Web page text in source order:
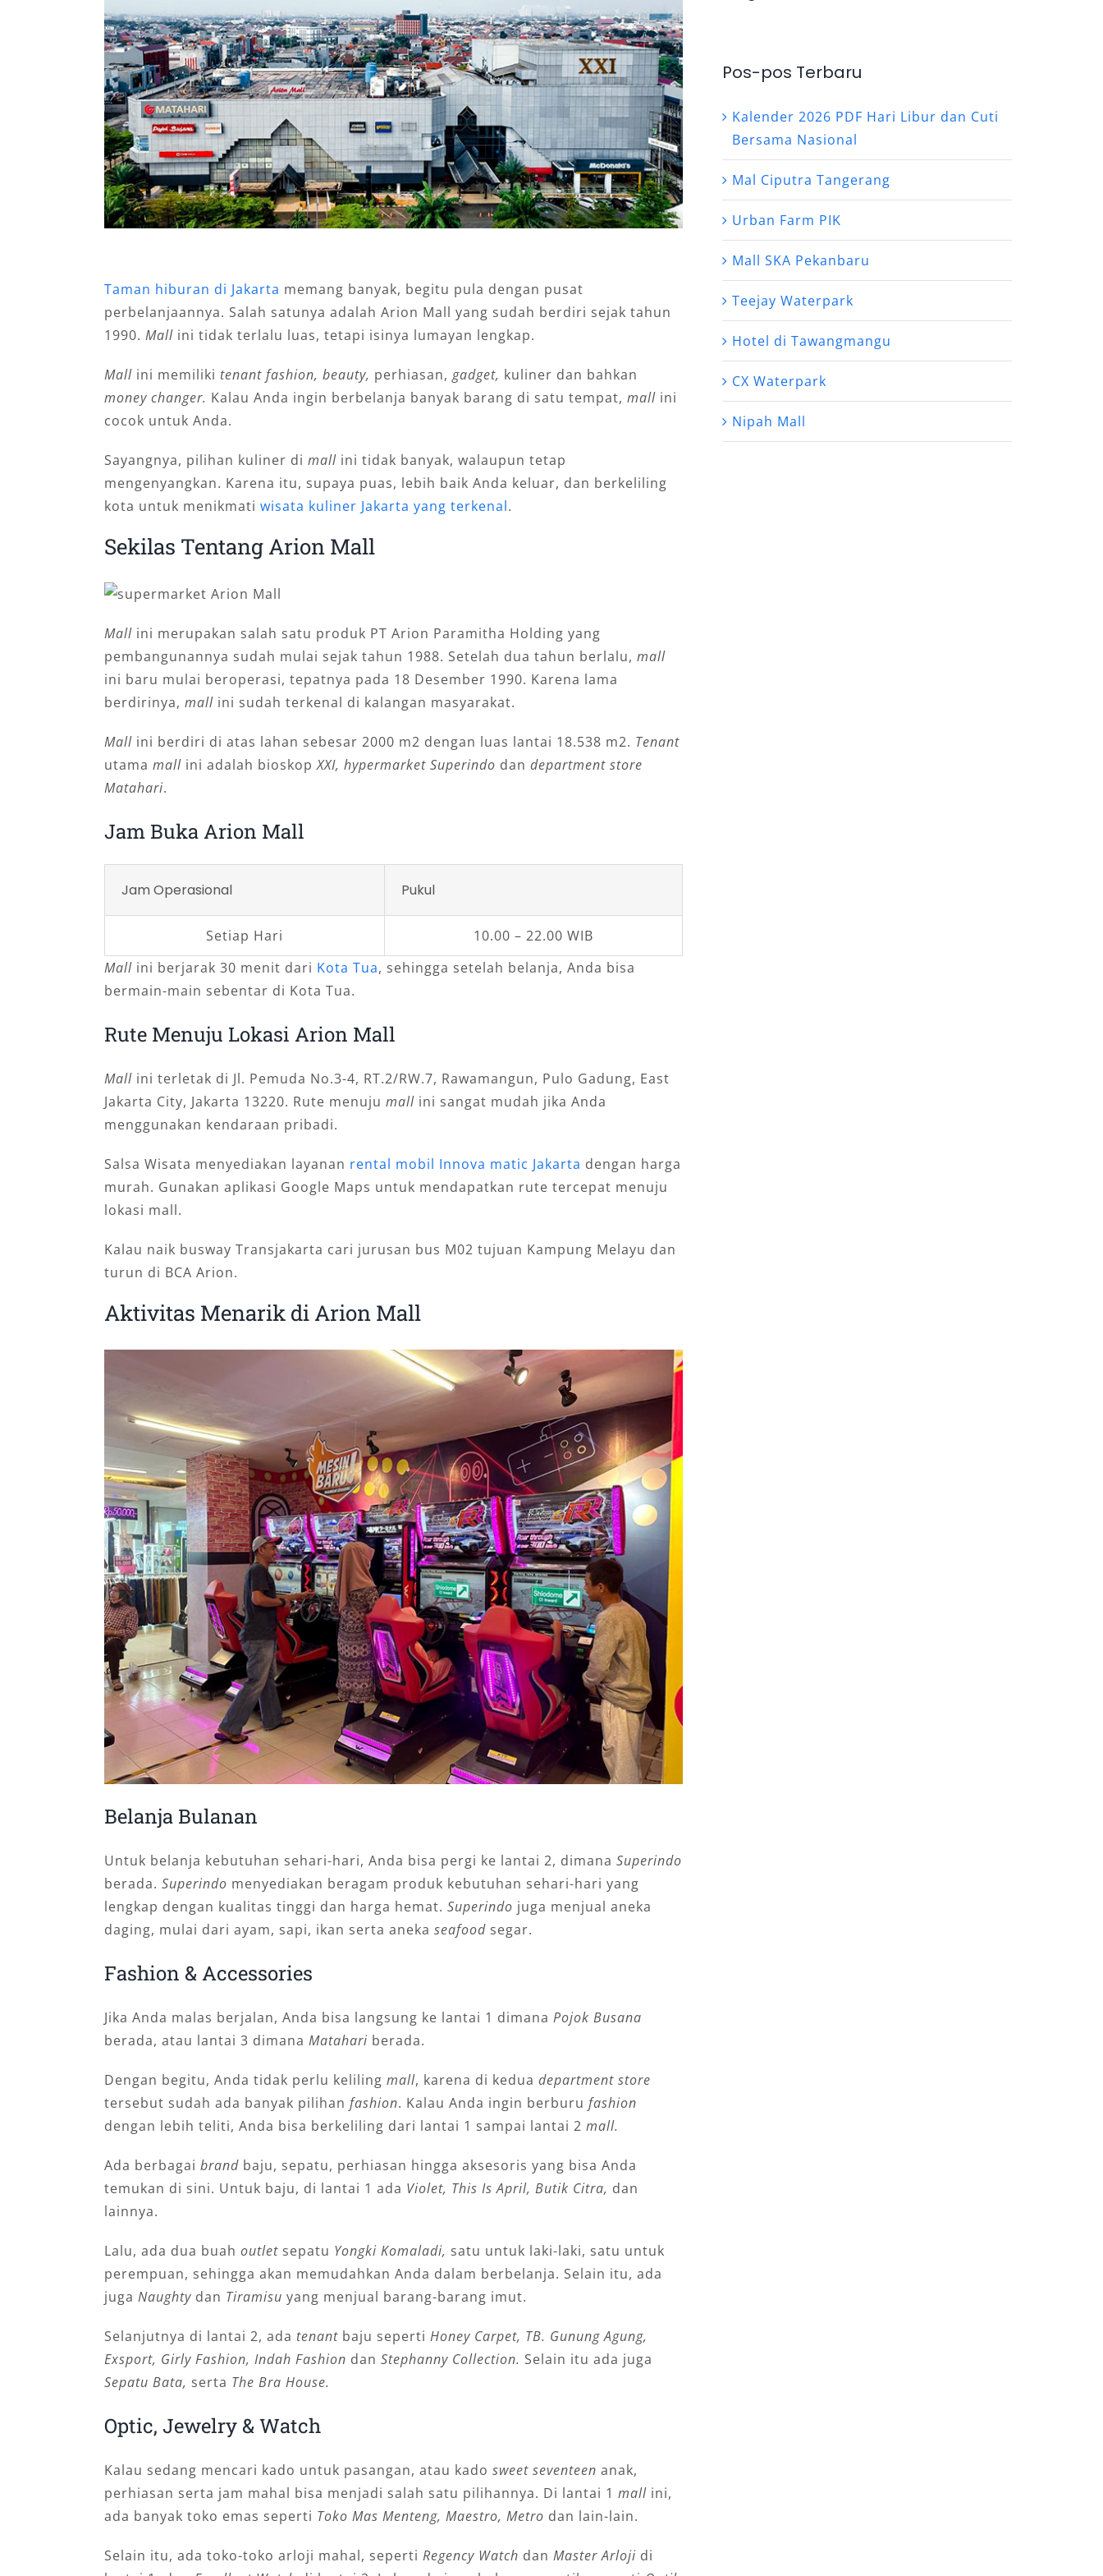
Taman hiburan di Jakarta memang banyak, begitu pula dengan pusat
perbelanjaannya. Salah satunya adalah Arion Mall yang sudah berdiri sejak tahun
1990. Mall ini tidak terlalu luas, tetapi isinya lumayan lengkap.
Mall ini memiliki tenant fashion, beauty, perhiasan, gadget, kuliner dan bahkan
money changer. Kalau Anda ingin berbelanja banyak barang di satu tempat, mall ini
cocok untuk Anda.
Sayangnya, pilihan kuliner di mall ini tidak banyak, walaupun tetap
mengenyangkan. Karena itu, supaya puas, lebih baik Anda keluar, dan berkeliling
kota untuk menikmati wisata kuliner Jakarta yang terkenal.
Sekilas Tentang Arion Mall
Mallini merupakan salah satu produk PT Arion Paramitha Holding yang
pembangunannya sudah mulai sejak tahun 1988. Setelah dua tahun berlalu, mall
ini baru mulai beroperasi, tepatnya pada 18 Desember 1990. Karena lama
berdirinya, mallini sudah terkenal di kalangan masyarakat.
Mall ini berdiri di atas lahan sebesar 2000 m2 dengan luas lantai 18.538 m2. Tenant
utama mall ini adalah bioskopXXI, hypermarket Superindo dan department store
Matahari.
Jam Buka Arion Mall
Jam Operasional Pukul
Setiap Hari
10.00 – 22.00 WIB
Mall ini berjarak 30 menit dari Kota Tua, sehingga setelah belanja, Anda bisa
bermain-main sebentar di Kota Tua.
Rute Menuju Lokasi Arion Mall
Mall ini terletak di Jl. Pemuda No.3-4, RT.2/RW.7, Rawamangun, Pulo Gadung, East
Jakarta City, Jakarta 13220. Rute menuju mall ini sangat mudah jika Anda
menggunakan kendaraan pribadi.
Salsa Wisata menyediakan layanan rental mobil Innova matic Jakarta dengan harga
murah. Gunakan aplikasi Google Maps untuk mendapatkan rute tercepat menuju
lokasi mall.
Kalau naik busway Transjakarta cari jurusan bus M02 tujuan Kampung Melayu dan
turun di BCA Arion.
Aktivitas Menarik di Arion Mall
Belanja Bulanan
Untuk belanja kebutuhan sehari-hari, Anda bisa pergi ke lantai 2, dimana Superindo
berada. Superindo menyediakan beragam produk kebutuhan sehari-hari yang
lengkap dengan kualitas tinggi dan harga hemat. Superindo juga menjual aneka
daging, mulai dari ayam, sapi, ikan serta aneka seafood segar.
Fashion & Accessories
Jika Anda malas berjalan, Anda bisa langsung ke lantai 1 dimana Pojok Busana
berada, atau lantai 3 dimana Matahari berada.
Dengan begitu, Anda tidak perlu keliling mall, karena di kedua department store
tersebut sudah ada banyak pilihan fashion. Kalau Anda ingin berburu fashion
dengan lebih teliti, Anda bisa berkeliling dari lantai 1 sampai lantai 2 mall.
Ada berbagai brand baju, sepatu, perhiasan hingga aksesoris yang bisa Anda
temukan di sini. Untuk baju, di lantai 1 ada Violet, This Is April, Butik Citra, dan
lainnya.
Lalu, ada dua buah outlet sepatu Yongki Komaladi, satu untuk laki-laki, satu untuk
perempuan, sehingga akan memudahkan Anda dalam berbelanja. Selain itu, ada
juga Naughtydan Tiramisu yang menjual barang-barang imut.
Selanjutnya di lantai 2, ada tenant baju seperti Honey Carpet, TB. Gunung Agung,
Exsport, Girly Fashion, Indah Fashion dan Stephanny Collection. Selain itu ada juga
Sepatu Bata, serta The Bra House.
Optic, Jewelry & Watch
Kalau sedang mencari kado untuk pasangan, atau kado sweet seventeen anak,
perhiasan serta jam mahal bisa menjadi salah satu pilihannya. Di lantai 1 mall ini,
ada banyak toko emas seperti Toko Mas Menteng, Maestro, Metro dan lain-lain.
Selain itu, ada toko-toko arloji mahal, seperti Regency Watch dan Master Arloji di
Pos-pos Terbaru
Kalender 2026 PDF Hari Libur dan Cuti
Bersama Nasional
Mal Ciputra Tangerang
Urban Farm PIK
Mall SKA Pekanbaru
Teejay Waterpark
Hotel di Tawangmangu
CX Waterpark
Nipah Mall